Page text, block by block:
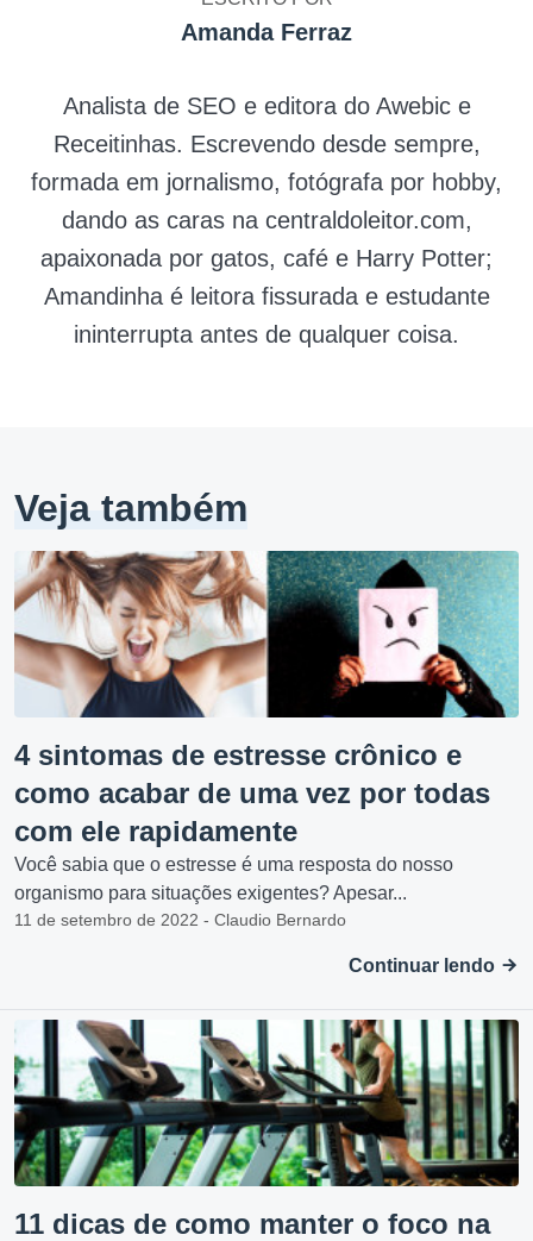
Amanda Ferraz
Analista de SEO e editora do Awebic e
Receitinhas. Escrevendo desde sempre,
formada em jornalismo, fotógrafa por hobby,
dando as caras na centraldoleitor.com,
apaixonada por gatos, café e Harry Potter;
Amandinha é leitora fissurada e estudante
ininterrupta antes de qualquer coisa.
Veja também
4 sintomas de estresse crônico e
como acabar de uma vez por todas
com ele rapidamente
Você sabia que o estresse é uma resposta do nosso
organismo para situações exigentes? Apesar...
11 de setembro de 2022 - Claudio Bernardo
Continuar lendo
11 dicas de como manter o foco na